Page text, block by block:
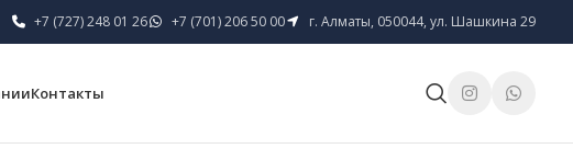
+7 (727) 248 01 26 +7 (701) 206 50 00 г. Алматы, 050044, ул. Шашкина 29
Контакты